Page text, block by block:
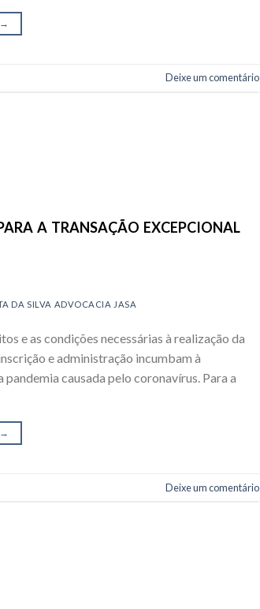
→
Deixe um comentário
A TRANSAÇÃO EXCEPCIONAL
DA SILVA ADVOCACIA JASA
e as condições necessárias à realização da
e administração incumbam à
causada pelo coronavírus. Para a
→
Deixe um comentário